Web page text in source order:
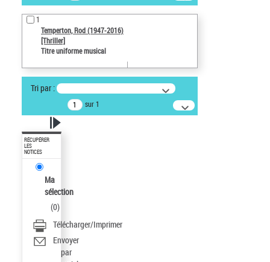
1
Temperton, Rod (1947-2016)
[Thriller]
Titre uniforme musical
Tri par :
sur 1
RÉCUPÉRER
LES
NOTICES
Ma
sélection
(0)
Télécharger/Imprimer
Envoyer
par